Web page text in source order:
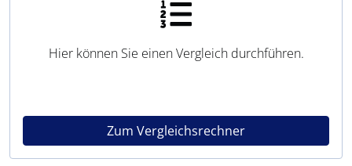
Hier können Sie einen Vergleich durchführen.
Zum Vergleichsrechner